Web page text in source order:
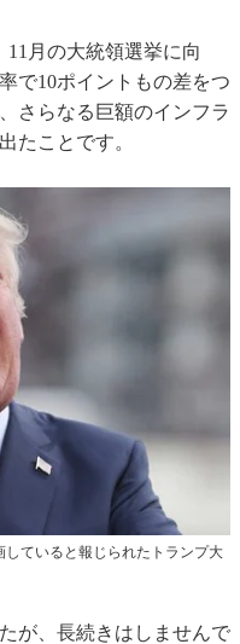
月の大統領選挙に向
で10ポイントもの差をつ
さらなる巨額のインフラ
たことです。
ていると報じられたトランプ大
が、長続きはしませんで